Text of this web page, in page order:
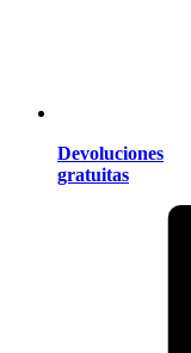
Devoluciones
gratuitas